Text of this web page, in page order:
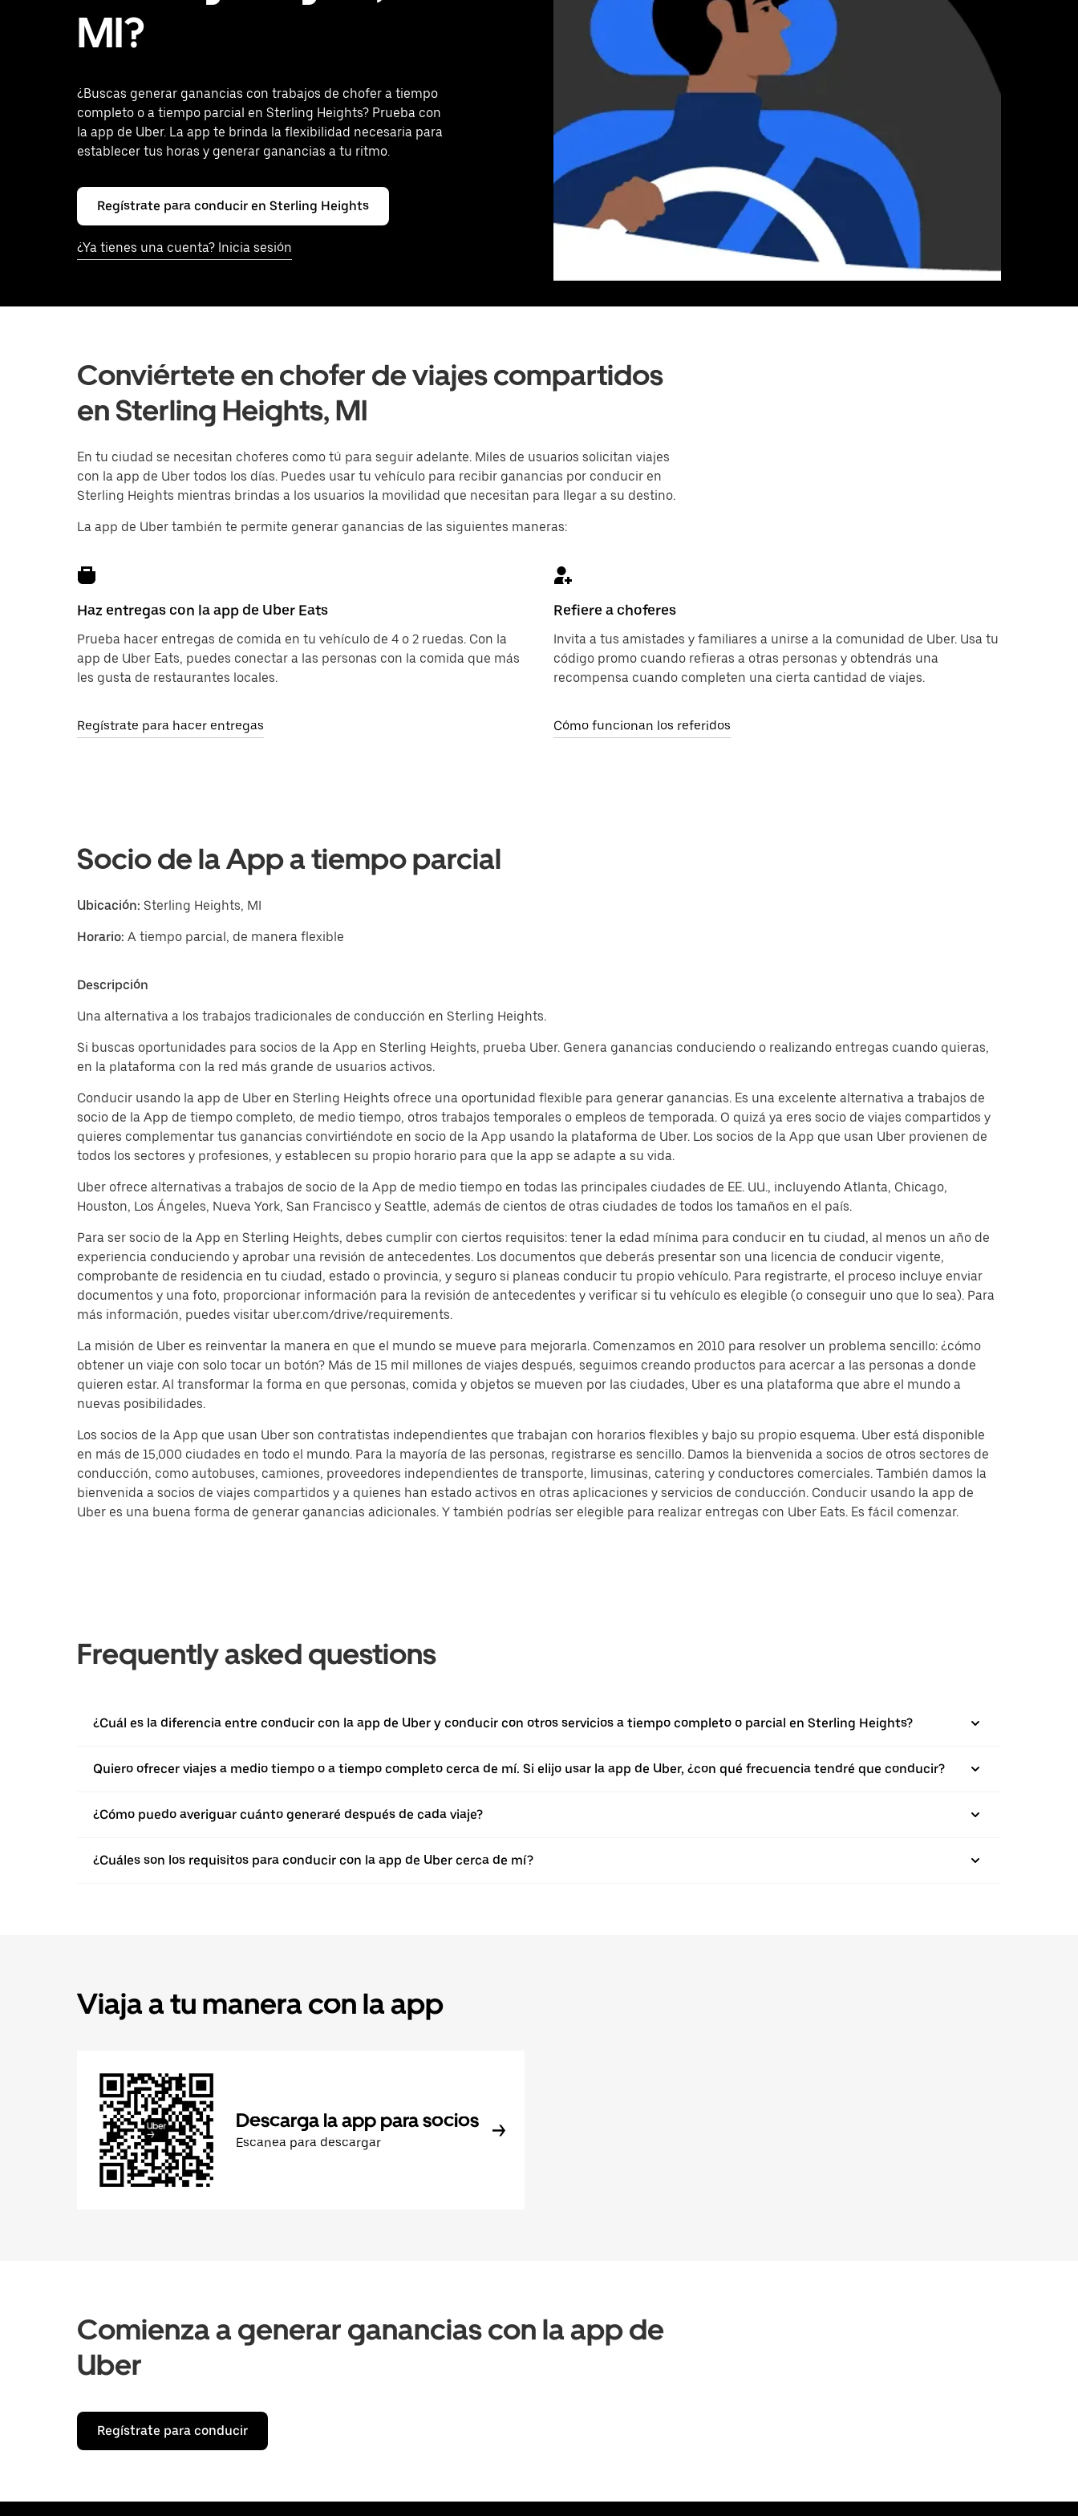
MI?
¿Buscas generar ganancias con trabajos de chofer a tiempo
completo o a tiempo parcial en Sterling Heights? Prueba con
la app de Uber. La app te brinda la flexibilidad necesaria para
establecer tus horas y generar ganancias a tu ritmo.
Regístrate para conducir en Sterling Heights
¿Ya tienes una cuenta? Inicia sesión
Conviértete en chofer de viajes compartidos
en Sterling Heights, MI
En tu ciudad se necesitan choferes como tú para seguir adelante. Miles de usuarios solicitan viajes
con la app de Uber todos los días. Puedes usar tu vehículo para recibir ganancias por conducir en
Sterling Heights mientras brindas a los usuarios la movilidad que necesitan para llegar a su destino.
La app de Uber también te permite generar ganancias de las siguientes maneras:
Haz entregas con la app de Uber Eats
Prueba hacer entregas de comida en tu vehículo de 4 o 2 ruedas. Con la
app de Uber Eats, puedes conectar a las personas con la comida que más
les gusta de restaurantes locales.
Regístrate para hacer entregas
Refiere a choferes
Invita a tus amistades y familiares a unirse a la comunidad de Uber. Usa tu
código promo cuando refieras a otras personas y obtendrás una
recompensa cuando completen una cierta cantidad de viajes.
Cómo funcionan los referidos
Socio de la App a tiempo parcial
Ubicación: Sterling Heights, MI
Horario: A tiempo parcial, de manera flexible
Descripción
Una alternativa a los trabajos tradicionales de conducción en Sterling Heights.
Si buscas oportunidades para socios de la App en Sterling Heights, prueba Uber. Genera ganancias conduciendo o realizando entregas cuando quieras,
en la plataforma con la red más grande de usuarios activos.
Conducir usando la app de Uber en Sterling Heights ofrece una oportunidad flexible para generar ganancias. Es una excelente alternativa a trabajos de
socio de la App de tiempo completo, de medio tiempo, otros trabajos temporales o empleos de temporada. O quizá ya eres socio de viajes compartidos y
quieres complementar tus ganancias convirtiéndote en socio de la App usando la plataforma de Uber. Los socios de la App que usan Uber provienen de
todos los sectores y profesiones, y establecen su propio horario para que la app se adapte a su vida.
Uber ofrece alternativas a trabajos de socio de la App de medio tiempo en todas las principales ciudades de EE. UU., incluyendo Atlanta, Chicago,
Houston, Los Ángeles, Nueva York, San Francisco y Seattle, además de cientos de otras ciudades de todos los tamaños en el país.
Para ser socio de la App en Sterling Heights, debes cumplir con ciertos requisitos: tener la edad mínima para conducir en tu ciudad, al menos un año de
experiencia conduciendo y aprobar una revisión de antecedentes. Los documentos que deberás presentar son una licencia de conducir vigente,
comprobante de residencia en tu ciudad, estado o provincia, y seguro si planeas conducir tu propio vehículo. Para registrarte, el proceso incluye enviar
documentos y una foto, proporcionar información para la revisión de antecedentes y verificar si tu vehículo es elegible (o conseguir uno que lo sea). Para
más información, puedes visitar uber.com/drive/requirements.
La misión de Uber es reinventar la manera en que el mundo se mueve para mejorarla. Comenzamos en 2010 para resolver un problema sencillo: ¿cómo
obtener un viaje con solo tocar un botón? Más de 15 mil millones de viajes después, seguimos creando productos para acercar a las personas a donde
quieren estar. Al transformar la forma en que personas, comida y objetos se mueven por las ciudades, Uber es una plataforma que abre el mundo a
nuevas posibilidades.
Los socios de la App que usan Uber son contratistas independientes que trabajan con horarios flexibles y bajo su propio esquema. Uber está disponible
en más de 15,000 ciudades en todo el mundo. Para la mayoría de las personas, registrarse es sencillo. Damos la bienvenida a socios de otros sectores de
conducción, como autobuses, camiones, proveedores independientes de transporte, limusinas, catering y conductores comerciales. También damos la
bienvenida a socios de viajes compartidos y a quienes han estado activos en otras aplicaciones y servicios de conducción. Conducir usando la app de
Uber es una buena forma de generar ganancias adicionales. Y también podrías ser elegible para realizar entregas con Uber Eats. Es fácil comenzar.
Frequently asked questions
¿Cuál es la diferencia entre conducir con la app de Uber y conducir con otros servicios a tiempo completo o parcial en Sterling Heights?
Quiero ofrecer viajes a medio tiempo o a tiempo completo cerca de mí. Si elijo usar la app de Uber, ¿con qué frecuencia tendré que conducir?
¿Cómo puedo averiguar cuánto generaré después de cada viaje?
¿Cuáles son los requisitos para conducir con la app de Uber cerca de mí?
Viaja a tu manera con la app
Descarga la app para socios
Escanea para descargar
Comienza a generar ganancias con la app de
Uber
Regístrate para conducir